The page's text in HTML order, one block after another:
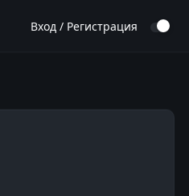
Вход / Регистрация